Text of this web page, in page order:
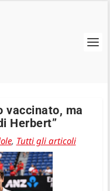
vaccinato, ma
Herbert”
, Tutti gli articoli